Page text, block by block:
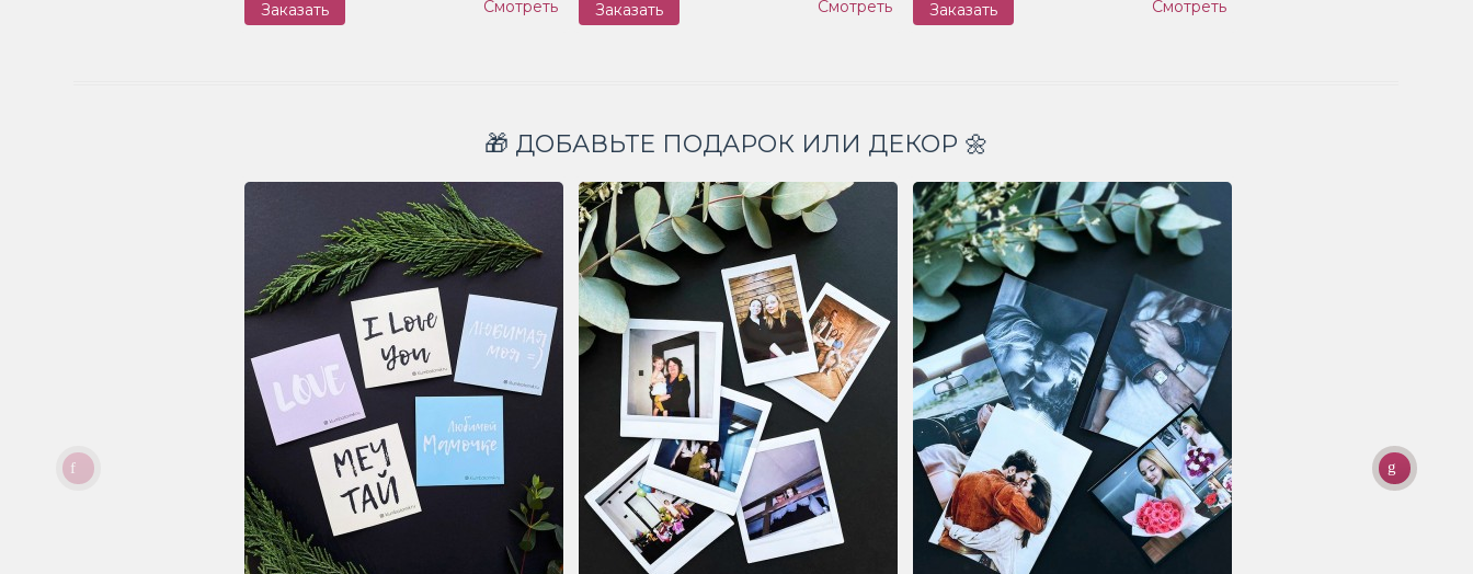
Заказать Смотреть Заказать Смотреть Заказать Смотреть
🎁 ДОБАВЬТЕ ПОДАРОК ИЛИ ДЕКОР 🌼